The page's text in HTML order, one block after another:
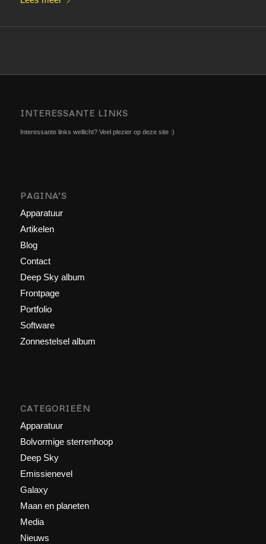
INTERESSANTE LINKS
Interessante links wellicht? Veel plezier op deze site :)
PAGINA’S
Apparatuur
Artikelen
Blog
Contact
Deep Sky album
Frontpage
Portfolio
Software
Zonnestelsel album
CATEGORIEËN
Apparatuur
Bolvormige sterrenhoop
Deep Sky
Emissienevel
Galaxy
Maan en planeten
Media
Nieuws